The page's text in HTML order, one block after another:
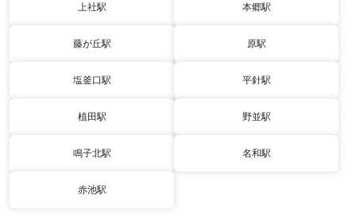
上社駅 本郷駅
藤が丘駅 原駅
塩釜口駅 平針駅
植田駅 野並駅
鳴子北駅 名和駅
赤池駅